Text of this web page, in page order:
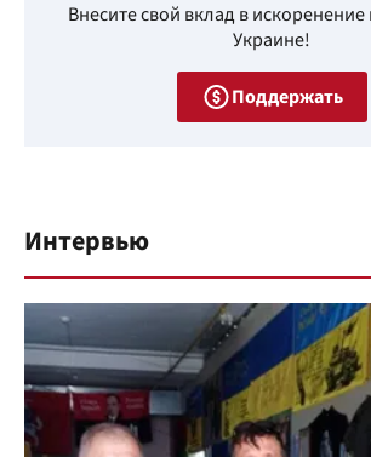
Внесите свой вклад в
Украине!
Поддержать
Интервью